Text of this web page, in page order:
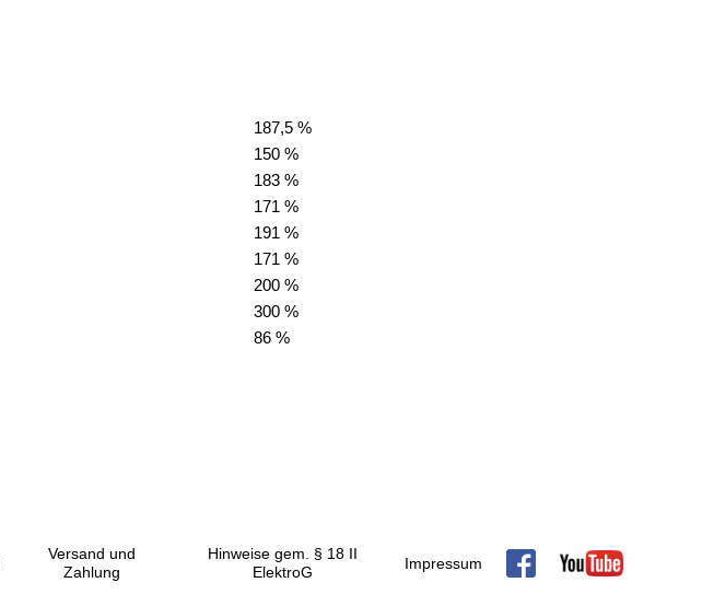
187,5 %
150 %
183 %
171 %
191 %
171 %
200 %
300 %
86 %
Versand und
Zahlung
Hinweise gem. § 18 II
ElektroG
Impressum